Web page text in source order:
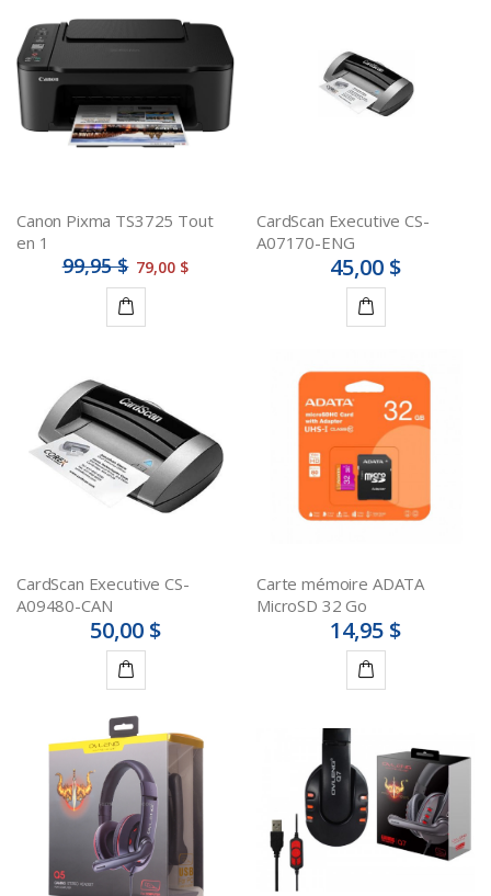
au
panier
panier
Canon Pixma TS3725 Tout
en 1
99,95 $ 79,00 $
panier
CardScan Executive CS-
A07170-ENG
45,00 $
au
panier
CardScan Executive CS-
A09480-CAN
50,00 $
au
panier
Carte mémoire ADATA
MicroSD 32 Go
14,95 $
panier